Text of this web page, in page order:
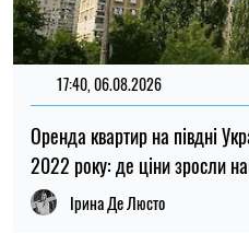
17:40, 06.08.2026
Оренда квартир на півдні
2022 року: де ціни зросли
Ірина Де Люсто